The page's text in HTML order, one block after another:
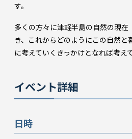
す。
多くの方々に津軽半島の自然の現在
き、これからどのようにこの自然
に考えていくきっかけとなれば考え
イベント詳細
日時